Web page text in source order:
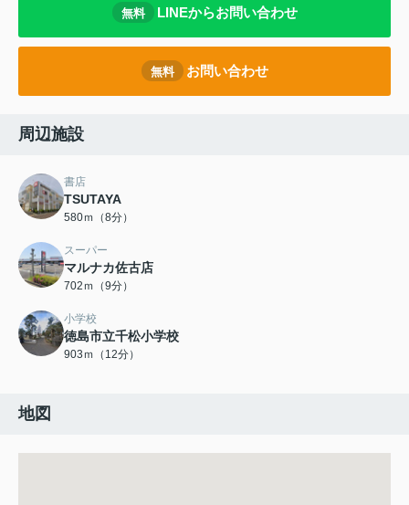
無料 LINEからお問い合わせ
無料 お問い合わせ
周辺施設
書店
TSUTAYA
580ｍ（8分）
スーパー
マルナカ佐古店
702ｍ（9分）
小学校
徳島市立千松小学校
903ｍ（12分）
地図